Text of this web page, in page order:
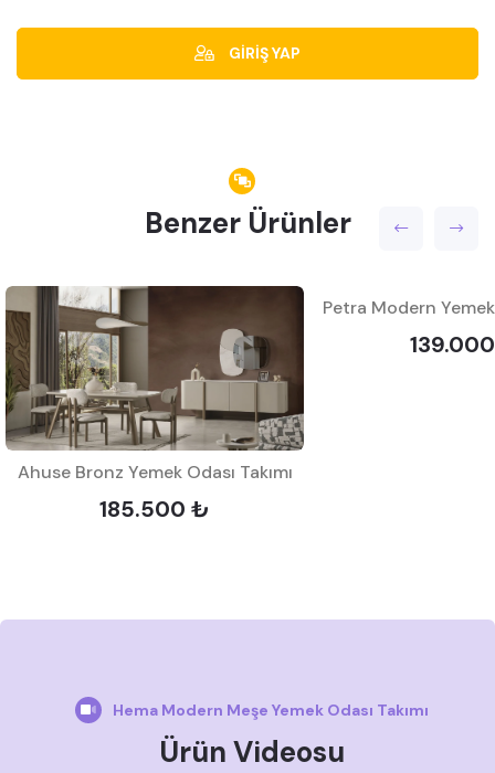
GİRİŞ YAP
Benzer Ürünler
Ahuse Bronz Yemek Odası Takımı
185.500 ₺
Petra Modern Yemek
Hema Modern Meşe Yemek Odası Takımı
Ürün Videosu